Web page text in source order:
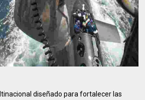
diseñado para fortalecer las